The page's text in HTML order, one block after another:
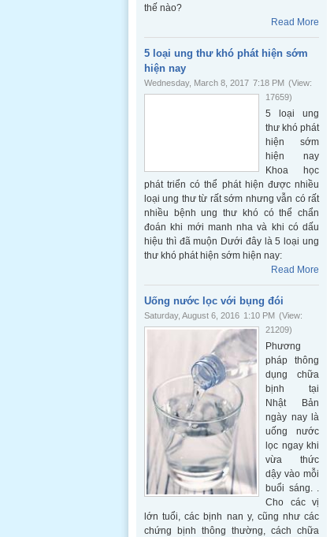
thế nào?
Read More
5 loại ung thư khó phát hiện sớm
hiện nay
Wednesday, March 8, 2017 7:18 PM (View:
17659)
5 loại ung
thư khó phát
hiện sớm
hiện nay
Khoa học
phát triển có thể phát hiện được nhiều
loại ung thư từ rất sớm nhưng vẫn có rất
nhiều bệnh ung thư khó có thể chẩn
đoán khi mới manh nha và khi có dấu
hiệu thì đã muộn Dưới đây là 5 loại ung
thư khó phát hiện sớm hiện nay:
Read More
Uống nước lọc với bụng đói
Saturday, August 6, 2016 1:10 PM (View:
21209)
Phương
pháp thông
dụng chữa
bịnh tại
Nhật Bản
ngày nay là
uống nước
lọc ngay khi
vừa thức
dậy vào mỗi
buổi sáng. .
Cho các vị
lớn tuổi, các bịnh nan y, cũng như các
chứng bịnh thông thường, cách chữa